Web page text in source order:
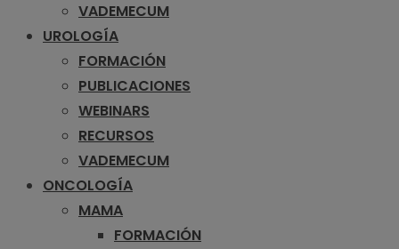
VADEMECUM
UROLOGÍA
FORMACIÓN
PUBLICACIONES
WEBINARS
RECURSOS
VADEMECUM
ONCOLOGÍA
MAMA
FORMACIÓN